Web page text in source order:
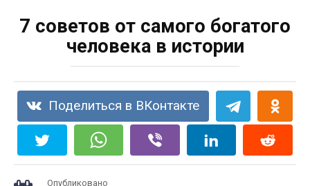
7 советов от самого богатого
человека в истории
Поделиться в ВКонтакте
Опубликовано